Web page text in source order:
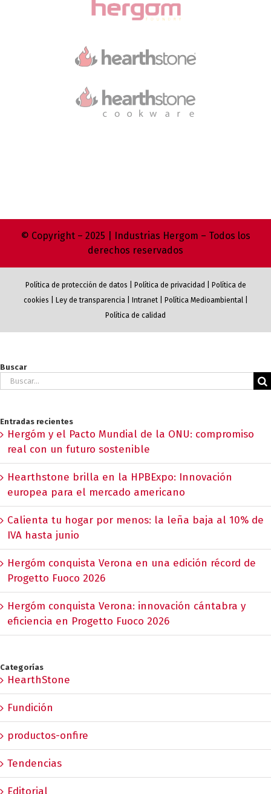
© Copyright – 2025 | Industrias Hergom – Todos los
derechos reservados
Política de protección de datos Política de privacidad
Política de
cookies
Ley de transparencia| Intranet| Política Medioambiental|
Política de calidad
Buscar
Buscar:
Entradas recientes
Hergóm y el Pacto Mundial de la ONU: compromiso
real con un futuro sostenible
Hearthstone brilla en la HPBExpo: Innovación
europea para el mercado americano
Calienta tu hogar por menos: la leña baja al 10% de
IVA hasta junio
Hergóm conquista Verona en una edición récord de
Progetto Fuoco 2026
Hergóm conquista Verona: innovación cántabra y
eficiencia en Progetto Fuoco 2026
Categorías
HearthStone
Fundición
productos-onfire
Tendencias
Editorial